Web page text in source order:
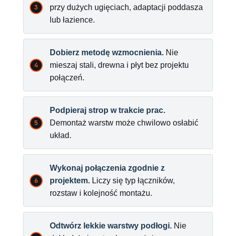
przy dużych ugięciach, adaptacji poddasza
lub łazience.
Dobierz metodę wzmocnienia. Nie
mieszaj stali, drewna i płyt bez projektu
połączeń.
Podpieraj strop w trakcie prac.
Demontaż warstw może chwilowo osłabić
układ.
Wykonaj połączenia zgodnie z
projektem. Liczy się typ łączników,
rozstaw i kolejność montażu.
Odtwórz lekkie warstwy podłogi. Nie